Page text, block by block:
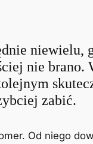
nie
zabić.
Od niego